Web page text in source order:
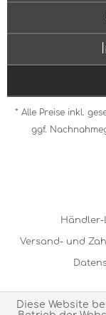
* Alle Preise inkl.
ggf.
Händler-
Versand- und
Diese Website